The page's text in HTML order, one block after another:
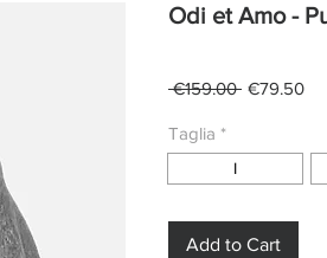
Odi et Amo -
€159.00 Regular
€79.50Sale
Taglia *
I
Add to Cart